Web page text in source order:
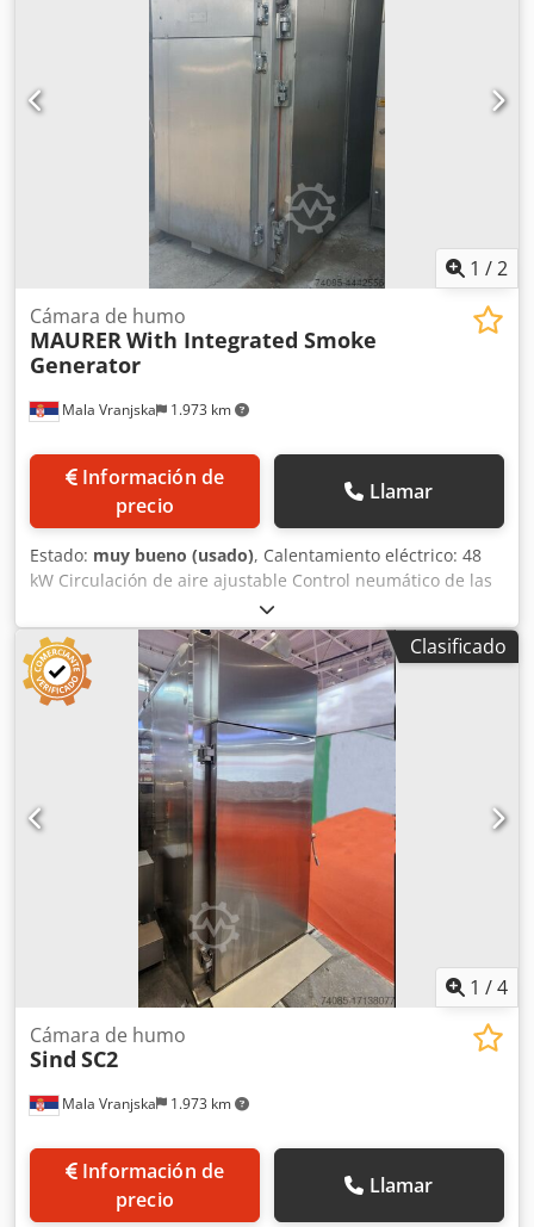
1 /2
Mala Vranjska 1.973 km
Cámara de humo
MAURERWith Integrated Smoke
Generator
Información de
precio
Llamar
Estado: muy bueno (usado), Calentamiento eléctrico: 48
kW Circulación de aire ajustable Control neumático de las
compuertas de entrada de aire fresco, salida de aire y
humo Chsdpfjfiwq Rex Acaoa Limpieza: con espuma
Alimentación de humo: sistema integrado en el interior de
la cámara, generador por fricción Material para ahumar:
madera Sin sistema de postcombustión Dimensiones de
instalación de la máquina en cm: Ancho: 160 Largo: 250
Alto: 250 Dimensiones del carro en cm: 100*100*200 (alto)
Plazo de entrega: 30 días hábiles después del pago inicial.
Clasificado
1 /4
Mala Vranjska 1.973 km
Cámara de humo
Sind SC2
Información de
precio
Llamar